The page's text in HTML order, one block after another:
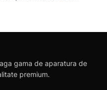
gama de aparatura de
premium.